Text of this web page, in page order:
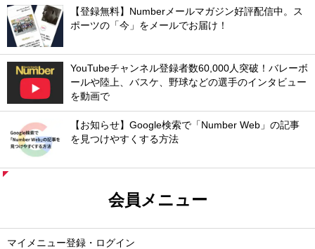
【登録無料】Numberメールマガジン好評配信中。ス
ポーツの「今」をメールでお届け！
YouTubeチャンネル登録者数60,000人突破！バレーボ
ールや陸上、バスケ、野球などの選手のインタビュー
を動画で
【お知らせ】Google検索で「Number Web」の記事
を見つけやすくする方法
会員メニュー
マイメニュー登録・ログイン